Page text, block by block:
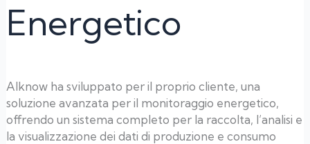
Energetico
AIknow ha sviluppato per il proprio cliente, una
soluzione avanzata per il monitoraggio energetico,
offrendo un sistema completo per la raccolta, l’analisi e
la visualizzazione dei dati di produzione e consumo